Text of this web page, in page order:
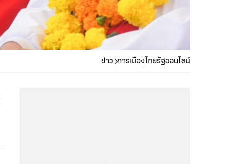
ข่าว การเมืองไทยรัฐออนไลน์